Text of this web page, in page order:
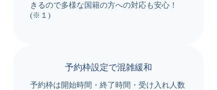
きるので多様な国籍の方への対応も安心！
(※１)
予約枠設定で混雑緩和
予約枠は開始時間・終了時間・受け入れ人数